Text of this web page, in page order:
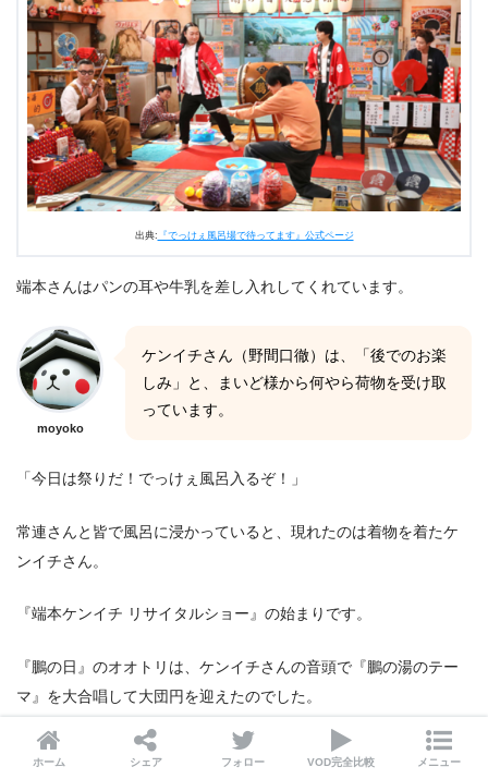
出典: 『でっけぇ風呂場で待ってます』公式ページ
端本さんはパンの耳や牛乳を差し入れしてくれています。
moyoko
ケンイチさん（野間口徹）は、「後でのお楽
しみ」と、まいど様から何やら荷物を受け取
っています。
「今日は祭りだ！でっけぇ風呂入るぞ！」
常連さんと皆で風呂に浸かっていると、現れたのは着物を着たケ
ンイチさん。
『端本ケンイチ リサイタルショー』の始まりです。
『鵬の日』のオオトリは、ケンイチさんの音頭で『鵬の湯のテー
マ』を大合唱して大団円を迎えたのでした。
ホーム シェア フォロー VOD完全比較 メニュー